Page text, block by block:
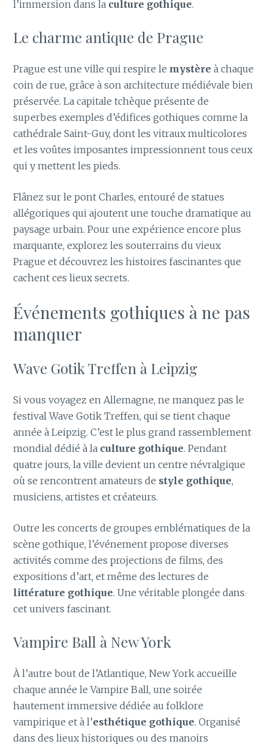
l’immersion dans la culture gothique.
Le charme antique de Prague
Prague est une ville qui respire le mystère à chaque
coin de rue, grâce à son architecture médiévale bien
préservée. La capitale tchèque présente de
superbes exemples d’édifices gothiques comme la
cathédrale Saint-Guy, dont les vitraux multicolores
et les voûtes imposantes impressionnent tous ceux
qui y mettent les pieds.
Flânez sur le pont Charles, entouré de statues
allégoriques qui ajoutent une touche dramatique au
paysage urbain. Pour une expérience encore plus
marquante, explorez les souterrains du vieux
Prague et découvrez les histoires fascinantes que
cachent ces lieux secrets.
Événements gothiques à ne pas
manquer
Wave Gotik Treffen à Leipzig
Si vous voyagez en Allemagne, ne manquez pas le
festival Wave Gotik Treffen, qui se tient chaque
année à Leipzig. C’est le plus grand rassemblement
mondial dédié à la culture gothique. Pendant
quatre jours, la ville devient un centre névralgique
où se rencontrent amateurs de style gothique,
musiciens, artistes et créateurs.
Outre les concerts de groupes emblématiques de la
scène gothique, l’événement propose diverses
activités comme des projections de films, des
expositions d’art, et même des lectures de
littérature gothique. Une véritable plongée dans
cet univers fascinant.
Vampire Ball à New York
À l’autre bout de l’Atlantique, New York accueille
chaque année le Vampire Ball, une soirée
hautement immersive dédiée au folklore
vampirique et à l’esthétique gothique. Organisé
dans des lieux historiques ou des manoirs